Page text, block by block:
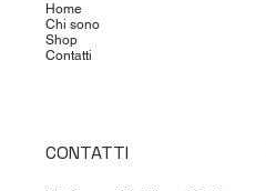
Home
Chi sono
Shop
Contatti
CONTATTI